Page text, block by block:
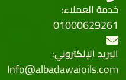
خدمة العملاء:
01000629261
البريد الإلكتروني:
Info@albadawaioils.com